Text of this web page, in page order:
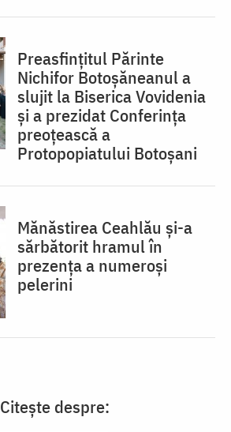
Preasfințitul Părinte
Nichifor Botoșăneanul a
slujit la Biserica Vovidenia
și a prezidat Conferința
preoțească a
Protopopiatului Botoșani
Mănăstirea Ceahlău și-a
sărbătorit hramul în
prezența a numeroși
pelerini
Citește despre: